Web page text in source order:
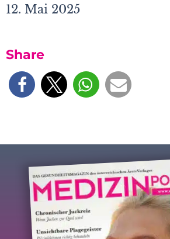
12. Mai 2025
Share